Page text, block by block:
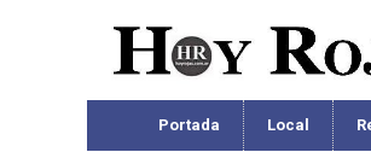
Portada Local